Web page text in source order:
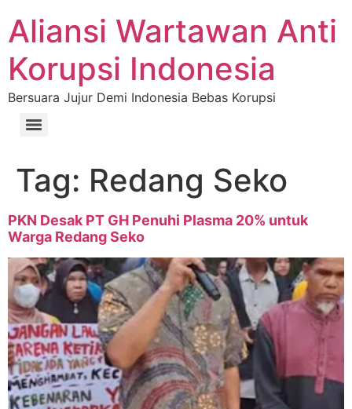
Aliansi Wartawan Anti
Korupsi Indonesia
Bersuara Jujur Demi Indonesia Bebas Korupsi
Tag: Redang Seko
PKN Desak PT GH Penuhi Plasma 20% untuk
Warga Redang Seko